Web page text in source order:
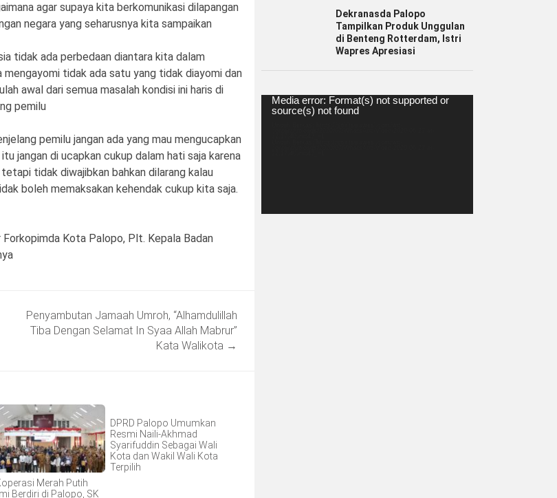
agar supaya kita berkomunikasi dilapangan
negara yang seharusnya kita sampaikan
tidak ada perbedaan diantara kita dalam
tidak ada satu yang tidak diayomi dan
awal dari semua masalah kondisi ini haris di
pemilu
pemilu jangan ada yang mau mengucapkan
jangan di ucapkan cukup dalam hati saja karena
tidak diwajibkan bahkan dilarang kalau
boleh memaksakan kehendak cukup kita saja.
Kota Palopo, Plt. Kepala Badan
Penyambutan Jamaah Umroh, “Alhamdulillah
Tiba Dengan Selamat In Syaa Allah Mabrur”
Kata Walikota →
Merah Putih
Berdiri di Palopo, SK
DPRD Palopo Umumkan
Resmi Naili-Akhmad
Syarifuddin Sebagai Wali
Kota dan Wakil Wali Kota
Terpilih
Dekranasda Palopo
Tampilkan Produk Unggulan
di Benteng Rotterdam, Istri
Wapres Apresiasi
Pemutar
Video
Media error: Format(s) not supported or
source(s) not found